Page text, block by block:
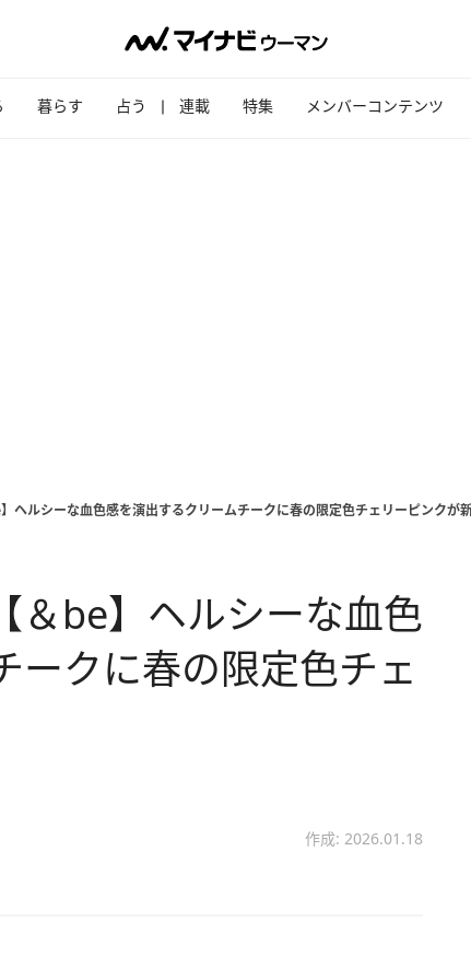
暮らす 占う 連載 特集 メンバーコンテンツ
ヘルシーな血色感を演出するクリームチークに春の限定色チェリーピンクが
＆be】ヘルシーな血色
ークに春の限定色チェ
作成: 2026.01.18